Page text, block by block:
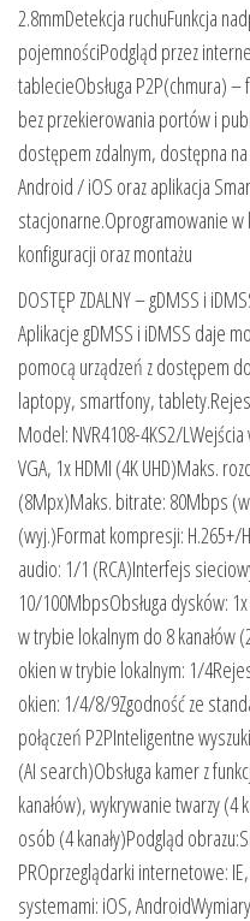
2.8mmDetekcja ruchuFunkcja
pojemnościPodgląd przez
tablecieObsługa P2P(chmura)
bez przekierowania portów i
dostępem zdalnym, dostępna
Android / iOS oraz aplikacja
stacjonarne.Oprogramowanie w
konfiguracji oraz montażu
DOSTĘP ZDALNY – gDMSS i
Aplikacje gDMSS i iDMSS daje
pomocą urządzeń z dostępem
laptopy, smartfony,
Model: NVR4108-4KS2/
VGA, 1x HDMI (4K UHD)Maks.
(8Mpx)Maks. bitrate: 80Mbps
(wyj.)Format kompresji:
audio: 1/1 (RCA)Interfejs
10/100MbpsObsługa dysków:
w trybie lokalnym do 8 kanałów
okien w trybie lokalnym: 1/
okien: 1/4/8/9Zgodność ze
połączeń P2PInteligentne
(AI search)Obsługa kamer z
kanałów), wykrywanie twarzy (4
osób (4 kanały)Podgląd
PROprzeglądarki internetowe:
systemami: iOS,